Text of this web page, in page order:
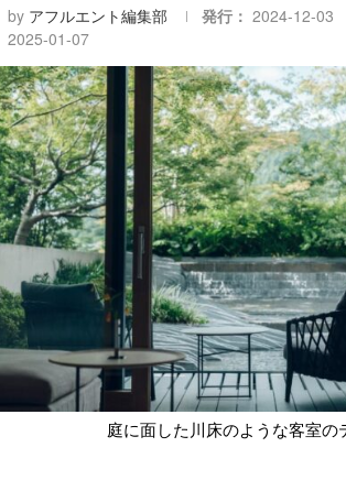
by アフルエント編集部 発行： 2024-12-03
2025-01-07
庭に面した川床のような客室の